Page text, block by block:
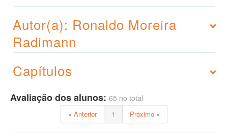
Autor(a): Ronaldo Moreira
Radimann
Capítulos
Avaliação dos alunos: 65 no total
« Anterior 1 Próximo »